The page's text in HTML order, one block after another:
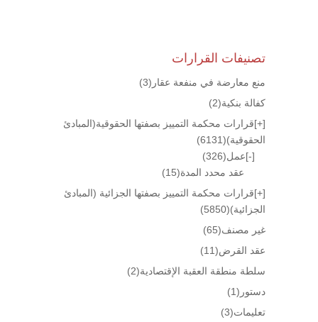
تصنيفات القرارات
منع معارضة في منفعة عقار (3)
كفالة بنكية(2)
[+]قرارات محكمة التمييز بصفتها الحقوقية(المبادئ
الحقوقية)(6131)
[-]عمل(326)
عقد محدد المدة(15)
[+]قرارات محكمة التمييز بصفتها الجزائية (المبادئ
الجزائية)(5850)
غير مصنف(65)
عقد القرض(11)
سلطة منطقة العقبة الإقتصادية(2)
دستور (1)
تعليمات(3)